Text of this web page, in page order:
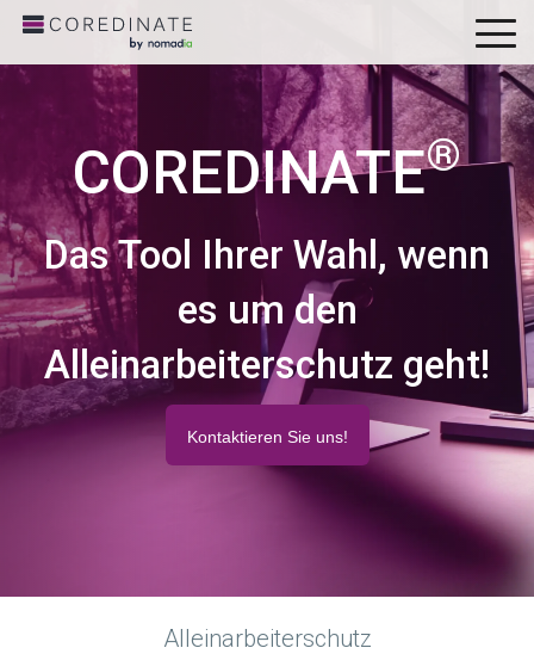
COREDINATE®
Das Tool Ihrer Wahl, wenn
es um den
Alleinarbeiterschutz geht!
Kontaktieren Sie uns!
Alleinarbeiterschutz